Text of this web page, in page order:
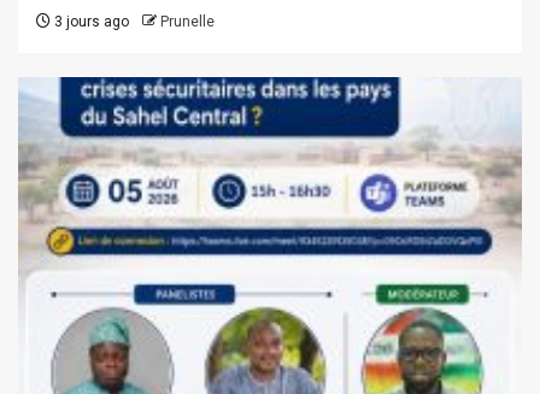
3 jours ago Prunelle